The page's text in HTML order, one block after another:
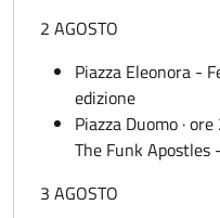
2 AGOSTO
Piazza Eleonora -
edizione
Piazza Duomo ·
The Funk
3 AGOSTO